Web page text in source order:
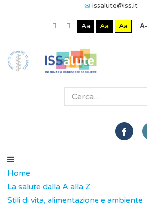
issalute@iss.it
Aa Aa Aa A-
Home
La salute dalla A alla Z
Stili di vita, alimentazione e ambiente